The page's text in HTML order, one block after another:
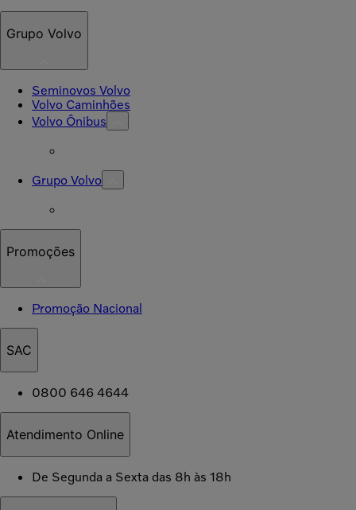
Grupo Volvo
Seminovos Volvo
Volvo Caminhões
Volvo Ônibus
Grupo Volvo
Promoções
Promoção Nacional
SAC
0800 646 4644
Atendimento Online
De Segunda a Sexta das 8h às 18h